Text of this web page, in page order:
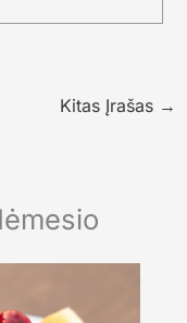
Kitas Įrašas →